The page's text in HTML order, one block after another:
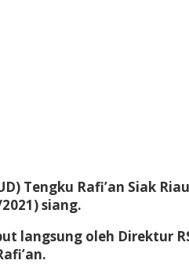
Tengku Rafi’an Siak
siang.
oleh Direktur